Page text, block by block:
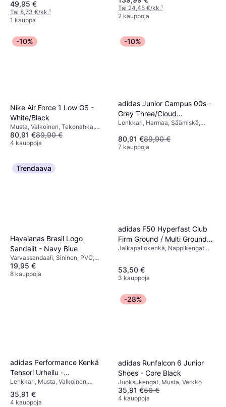
49,95 €
Tai 8,73 €/kk.¹
1 kauppa
Tai 24,45 €/kk.¹
2 kauppoja
-10%
Nike Air Force 1 Low GS -
White/Black
Musta, Valkoinen, Tekonahka,
Nahka
80,91 €89,90 €
4 kauppoja
-10%
adidas Junior Campus 00s -
Grey Three/Cloud
White/Cloud White
Lenkkari, Harmaa, Säämiskä,
80,91 €89,90 €
7 kauppoja
Trendaava
Havaianas Brasil Logo
Sandalit - Navy Blue
Varvassandaali, Sininen, PVC,
Kumi
19,95 €
8 kauppoja
adidas F50 Hyperfast Club
Firm Ground / Multi Ground
Football Boots Kids - Cloud
Turbo - 36
Jalkapallokenkä, Nappikengät
Synteettinen
53,50 €
3 kauppoja
adidas Performance Kenkä
Tensori Urheilu -
Cmusta/Ftwwht
Lenkkari, Musta, Valkoinen,
Synteettinen, Verkko, Tekstiili
35,91 €
4 kauppoja
-28%
adidas Runfalcon 6 Junior
Shoes - Core Black
Juoksukengät, Musta, Verkko
35,91 €50 €
4 kauppoja